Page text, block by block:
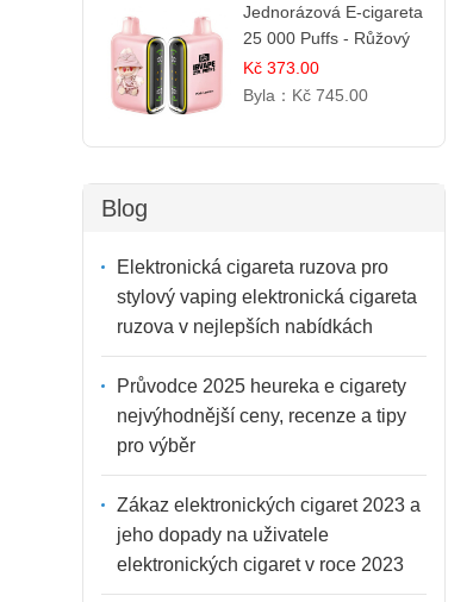
Jednorázová E-cigareta
25 000 Puffs - Růžový
Citrón | Osvěžující
citrusová příchuť
Kč 373.00
Byla： Kč 745.00
Blog
Elektronická cigareta ruzova pro
stylový vaping elektronická cigareta
ruzova v nejlepších nabídkách
Průvodce 2025 heureka e cigarety
nejvýhodnější ceny, recenze a tipy
pro výběr
Zákaz elektronických cigaret 2023 a
jeho dopady na uživatele
elektronických cigaret v roce 2023